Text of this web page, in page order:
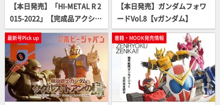
【本日発売】「HI-METAL R 2
015-2022」【完成品アクショ
ンフィギュア】
【本日発売】ガンダムフォワ
ードVol.8【νガンダム】
最新号Pick up 書籍・MOOK発売情報